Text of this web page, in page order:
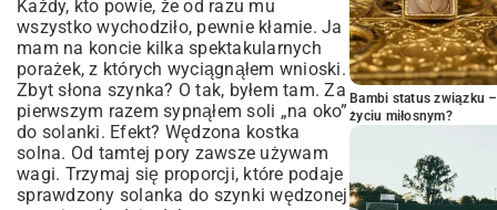
Każdy, kto powie, że od razu mu
wszystko wychodziło, pewnie kłamie. Ja
mam na koncie kilka spektakularnych
porażek, z których wyciągnąłem wnioski.
Zbyt słona szynka? O tak, byłem tam. Za
pierwszym razem sypnąłem soli „na oko”
do solanki. Efekt? Wędzona kostka
solna. Od tamtej pory zawsze używam
wagi. Trzymaj się proporcji, które podaje
sprawdzony solanka do szynki wędzonej
Bambi status związku
życiu miłosnym?